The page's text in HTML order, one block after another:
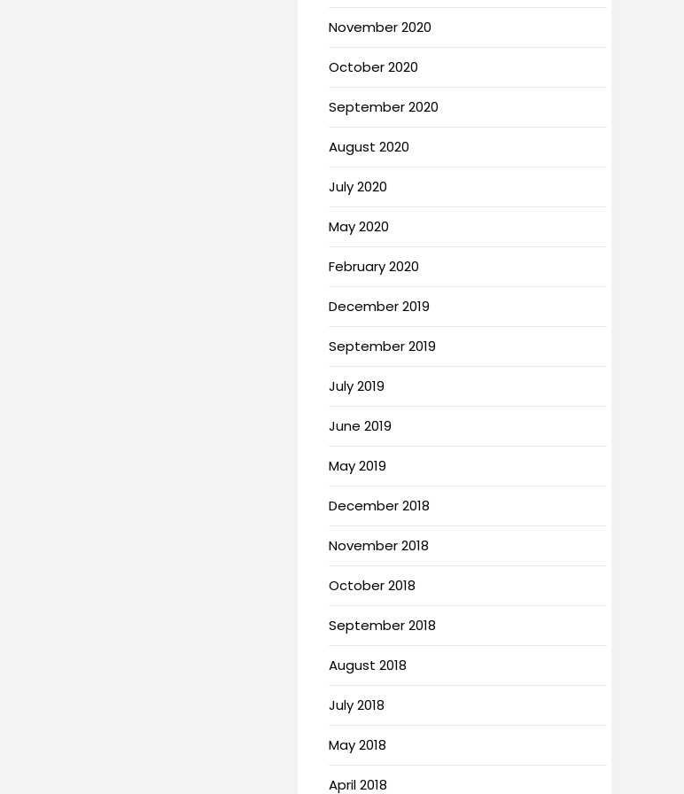
November 2020
October 2020
September 2020
August 2020
July 2020
May 2020
February 2020
December 2019
September 2019
July 2019
June 2019
May 2019
December 2018
November 2018
October 2018
September 2018
August 2018
July 2018
May 2018
April 2018